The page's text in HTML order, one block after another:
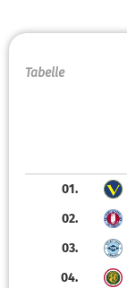
Tabelle
01.
02.
03.
04.